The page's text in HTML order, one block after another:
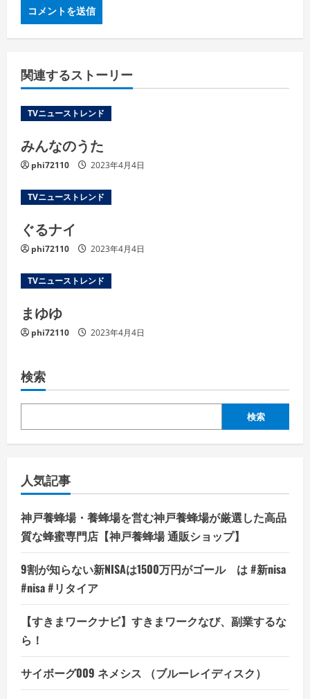
関連するストーリー
TVニューストレンド
みんなのうた
phi72110 2023年4月4日
TVニューストレンド
ぐるナイ
phi72110 2023年4月4日
TVニューストレンド
まゆゆ
phi72110 2023年4月4日
検索
検索
人気記事
神戸養蜂場・養蜂場を営む神戸養蜂場が厳選した高品
質な蜂蜜専門店【神戸養蜂場 通販ショップ】
9割が知らない新NISAは1500万円がゴール は #新nisa
#nisa #リタイア
【すきまワークナビ】すきまワークなび、副業するな
ら！
サイボーグ009 ネメシス （ブルーレイディスク）